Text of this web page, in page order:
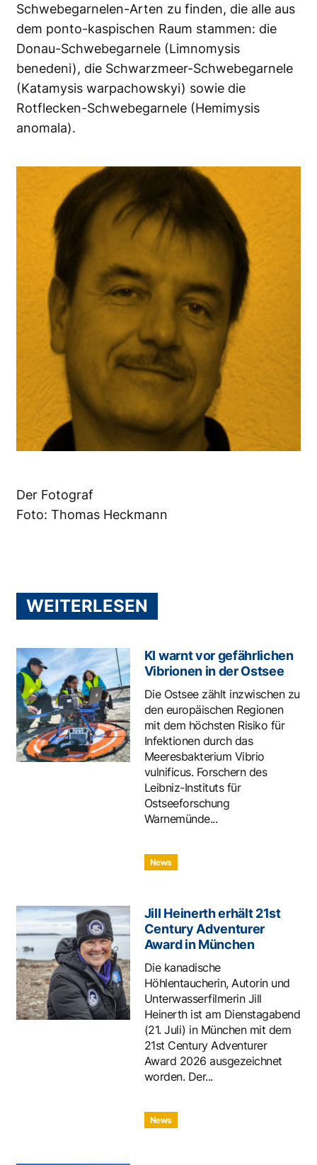
Schwebegarnelen-Arten zu finden, die alle aus
dem ponto-kaspischen Raum stammen: die
Donau-Schwebegarnele (Limnomysis
benedeni), die Schwarzmeer-Schwebegarnele
(Katamysis warpachowskyi) sowie die
Rotflecken-Schwebegarnele (Hemimysis
anomala).
Der Fotograf
Foto: Thomas Heckmann
WEITERLESEN
KI warnt vor gefährlichen
Vibrionen in der Ostsee
Die Ostsee zählt inzwischen zu
den europäischen Regionen
mit dem höchsten Risiko für
Infektionen durch das
Meeresbakterium Vibrio
vulnificus. Forschern des
Leibniz-Instituts für
Ostseeforschung
Warnemünde...
News
Jill Heinerth erhält 21st
Century Adventurer
Award in München
Die kanadische
Höhlentaucherin, Autorin und
Unterwasserfilmerin Jill
Heinerth ist am Dienstagabend
(21. Juli) in München mit dem
21st Century Adventurer
Award 2026 ausgezeichnet
worden. Der...
News